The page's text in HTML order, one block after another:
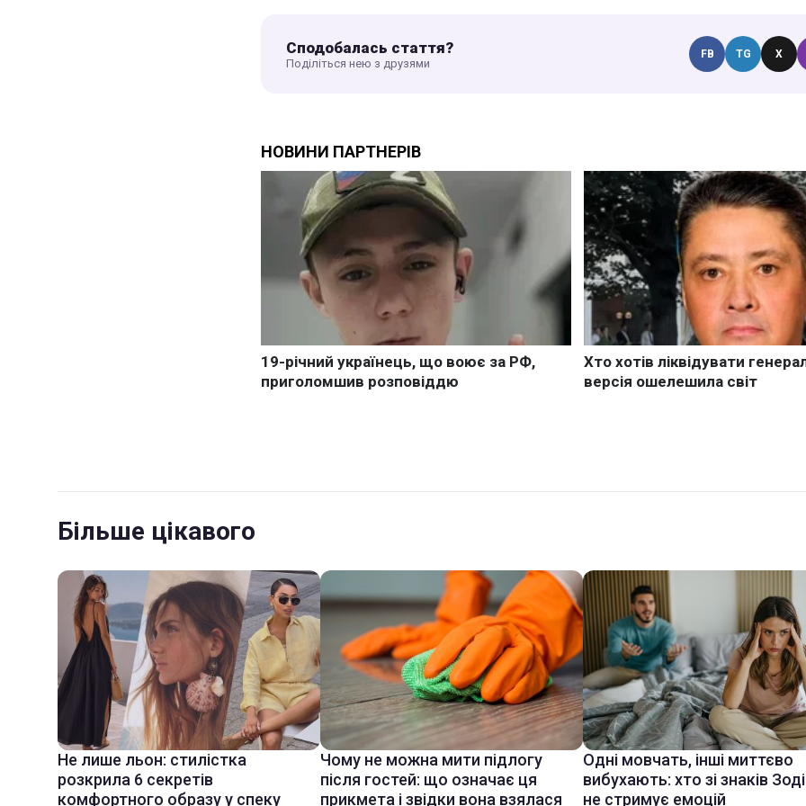
Сподобалась стаття?
Поділіться нею з друзями
FB TG X
Більше цікавого
Не лише льон: стилістка
розкрила 6 секретів
комфортного образу у спеку
Чому не можна мити підлогу
після гостей: що означає ця
прикмета і звідки вона взялася
Одні мовчать, інші миттєво
вибухають: хто зі знаків
не стримує емоцій